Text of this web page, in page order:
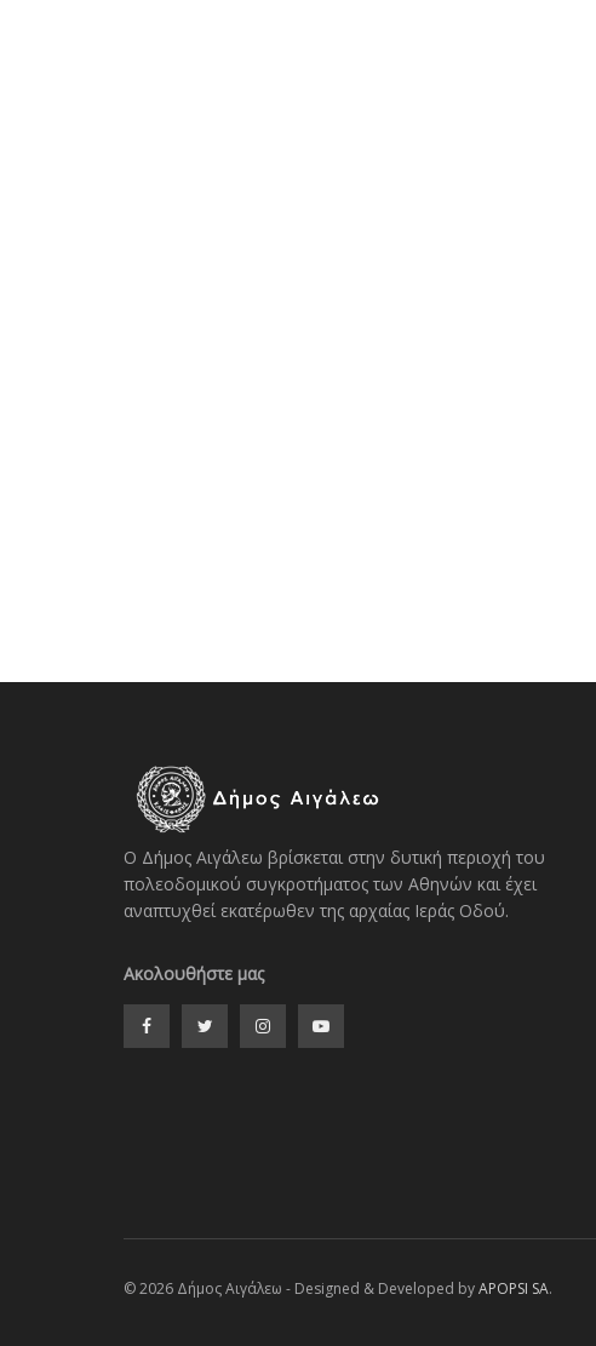
Ο Δήμος Αιγάλεω βρίσκεται στην δυτική περιοχή του
πολεοδομικού συγκροτήματος των Αθηνών και έχει
αναπτυχθεί εκατέρωθεν της αρχαίας Ιεράς Οδού.
Ακολουθήστε μας
© 2026 Δήμος Αιγάλεω - Designed & Developed byAPOPSI SA.